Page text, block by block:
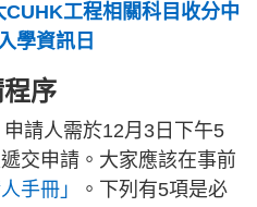
工程相關科目收分中
學資訊日
序
請人需於12月3日下午5
交申請。大家應該在事前
手冊」
。下列有5項是必